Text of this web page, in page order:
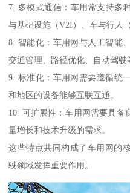
7. 多模式通信：车用常支持多
与基础设施（V2I）、车与行人
8. 智能化：车用网与人工智能
交通管理、路径优化、自动驾驶
9. 标准化：车用网需要遵循统
和地区的设备能够互联互通。
10. 可扩展性：车用网需要具备
量增长和技术升级的需求。
这些特点共同构成了车用网的
驶领域发挥重要作用。